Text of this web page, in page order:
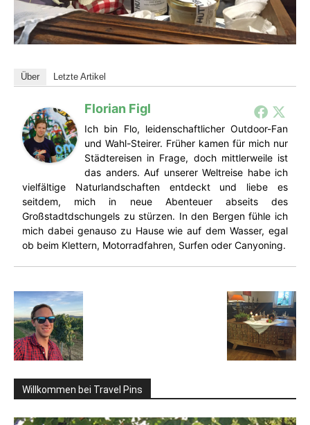
Über Letzte Artikel
Florian Figl
Ich bin Flo, leidenschaftlicher Outdoor-Fan
und Wahl-Steirer. Früher kamen für mich nur
Städtereisen in Frage, doch mittlerweile ist
das anders. Auf unserer Weltreise habe ich
vielfältige Naturlandschaften entdeckt und liebe es
seitdem, mich in neue Abenteuer abseits des
Großstadtdschungels zu stürzen. In den Bergen fühle ich
mich dabei genauso zu Hause wie auf dem Wasser, egal
ob beim Klettern, Motorradfahren, Surfen oder Canyoning.
Willkommen bei Travel Pins